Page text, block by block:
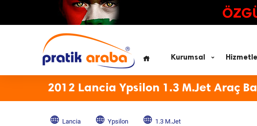
Kurumsal
2012 Lancia Ypsilon 1.3 M.Jet Araç
Lancia Ypsilon 1.3 M.Jet